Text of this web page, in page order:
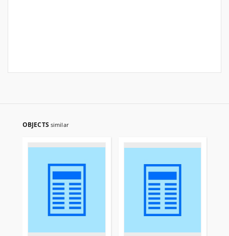
OBJECTS similar